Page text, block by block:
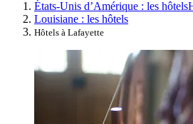
États-Unis d’Amérique : les hôtels
Louisiane : les hôtels
Hôtels à Lafayette